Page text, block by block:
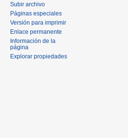
Subir archivo
Páginas especiales
Versión para imprimir
Enlace permanente
Información de la
página
Explorar propiedades